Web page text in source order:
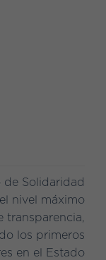
de Solidaridad
nivel máximo
transparencia,
los primeros
en el Estado